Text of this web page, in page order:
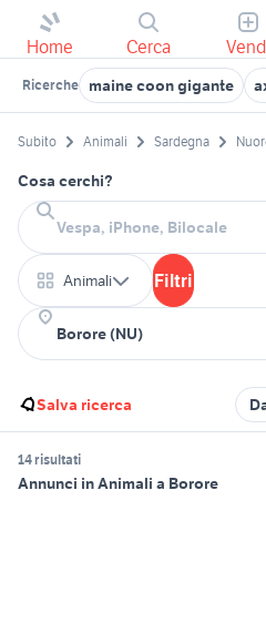
Home Cerca
Ricerche maine coon gigante
Subito Animali Sardegna
Cosa cerchi?
Animali Filtri
Salva ricerca
14 risultati
Annunci in Animali a Borore